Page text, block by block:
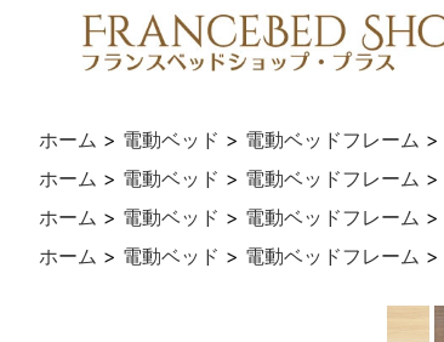
ホーム > 電動ベッド > 電動ベッドフレーム >
ホーム > 電動ベッド > 電動ベッドフレーム >
ホーム > 電動ベッド > 電動ベッドフレーム >
ホーム > 電動ベッド > 電動ベッドフレーム >